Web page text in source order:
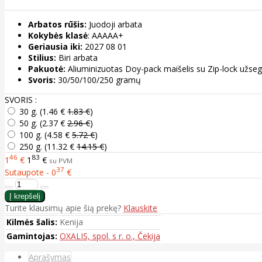
Arbatos rūšis: Juodoji arbata
Kokybės klasė: AAAAA+
Geriausia iki: 2027 08 01
Stilius: Biri arbata
Pakuotė: Aliuminizuotas Doy-pack maišelis su Zip-lock
Svoris: 30/50/100/250 gramų
SVORIS :
30 g. (1.46 € 1.83 €)
50 g. (2.37 € 2.96 €)
100 g. (4.58 € 5.72 €)
250 g. (11.32 € 14.15 €)
1 46 € 1 83 € su PVM
Sutaupote - 037 €
Turite klausimų apie šią prekę? Klauskite
Kilmės šalis: Kenija
Gamintojas: OXALIS, spol. s r. o., Čekija
Aprašymas